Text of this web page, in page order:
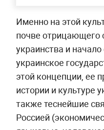
Именно на этой
почве отрицающего
украинства и
украинское
этой концепции, ее
истории и культуре
также теснейшие
Россией